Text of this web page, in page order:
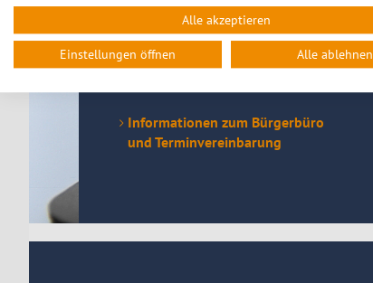
Die Terminvereinbarung für alle
Anliegen, die im Bürgerbüro der Stadt
Pirna erledigt werden können, ist
Informationen zum Bürgerbüro
und Terminvereinbarung
Alle akzeptieren
Einstellungen öffnen Alle ablehnen